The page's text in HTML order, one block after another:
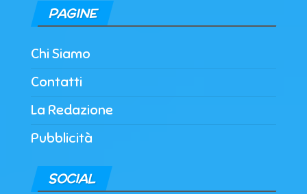
PAGINE
Chi Siamo
Contatti
La Redazione
Pubblicità
SOCIAL